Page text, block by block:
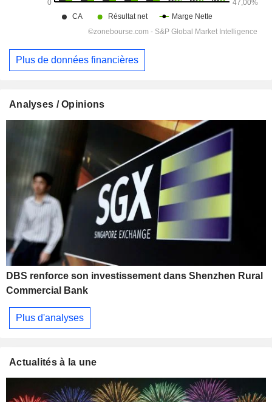
Plus de données financières
Analyses / Opinions
DBS renforce son investissement dans Shenzhen Rural
Commercial Bank
Plus d'analyses
Actualités à la une